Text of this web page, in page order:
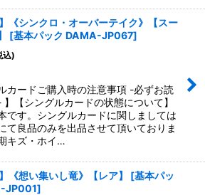
《シンクロ・オーバーテイク》【スー
[基本パック DAMA-JP067]
込)
カードご購入時の注意事項 -必ずお読
【シングルカードの状態について】
です。シングルカードに関しましては
て良品のみを出品させて頂いておりま
キズ・ホイ…
《想い集いし竜》【レア】 [基本パッ
JP001]